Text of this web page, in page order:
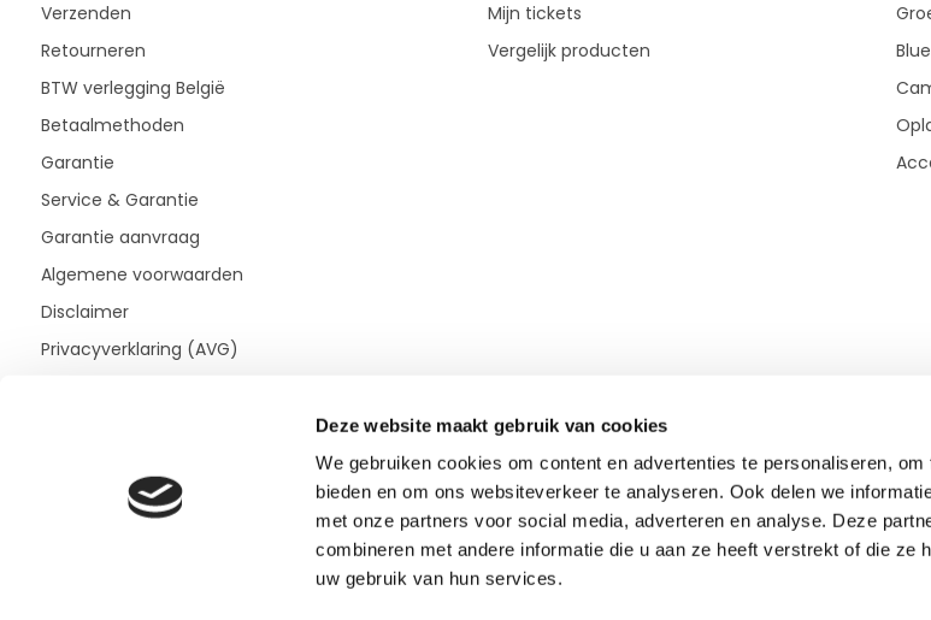
Deze website maakt gebruik van cookies
We gebruiken cookies om content en advertenties te personaliseren,
bieden en om ons websiteverkeer te analyseren. Ook delen we
met onze partners voor social media, adverteren en analyse. Deze
combineren met andere informatie die u aan ze heeft verstrekt of die ze
uw gebruik van hun services.
Verzenden
Retourneren
BTW verlegging België
Betaalmethoden
Garantie
Service & Garantie
Garantie aanvraag
Algemene voorwaarden
Disclaimer
Privacyverklaring (AVG)
Mijn tickets
Vergelijk producten
© Copyright 2026 - Theme ByDMWS
TOP-Afstandsmeter.nl9,0- 400+